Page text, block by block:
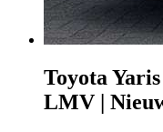
Toyota Yaris
LMV |